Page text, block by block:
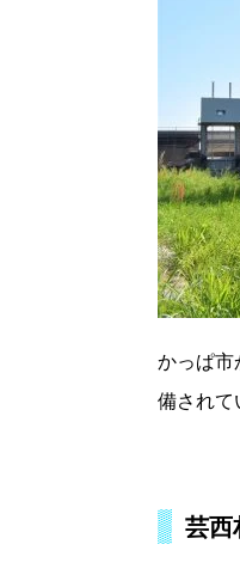
かっぱ市
備されて
芸西